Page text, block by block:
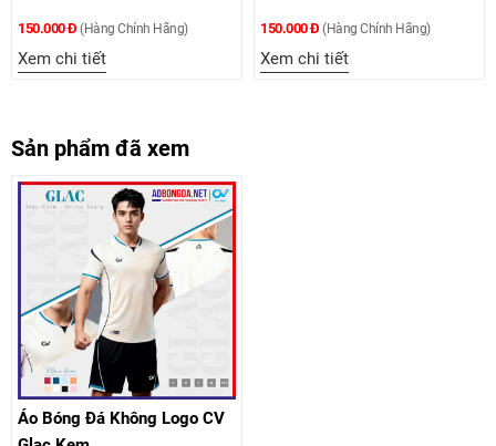
150.000 Đ (Hàng Chính Hãng)
Xem chi tiết
150.000 Đ (Hàng Chính Hãng)
Xem chi tiết
Sản phẩm đã xem
Áo Bóng Đá Không Logo CV